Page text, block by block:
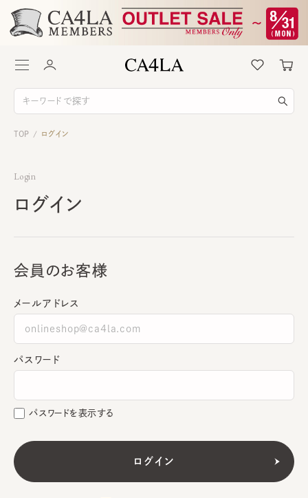
TOP / ログイン
Login
ログイン
会員のお客様
メールアドレス
パスワード
パスワードを表示する